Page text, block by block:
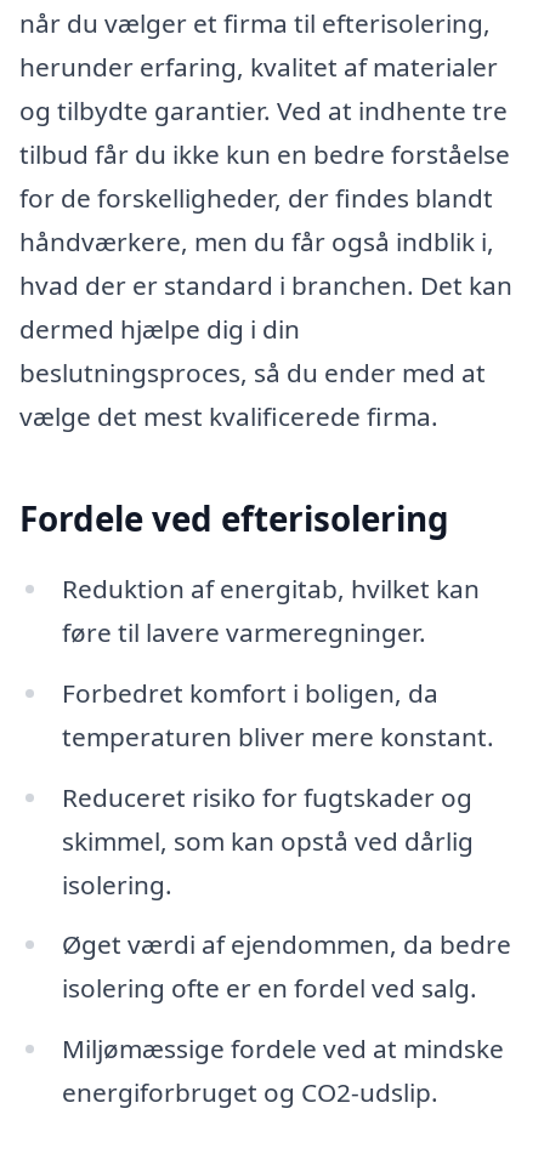
når du vælger et firma til efterisolering,
herunder erfaring, kvalitet af materialer
og tilbydte garantier. Ved at indhente tre
tilbud får du ikke kun en bedre forståelse
for de forskelligheder, der findes blandt
håndværkere, men du får også indblik i,
hvad der er standard i branchen. Det kan
dermed hjælpe dig i din
beslutningsproces, så du ender med at
vælge det mest kvalificerede firma.
Fordele ved efterisolering
Reduktion af energitab, hvilket kan
føre til lavere varmeregninger.
Forbedret komfort i boligen, da
temperaturen bliver mere konstant.
Reduceret risiko for fugtskader og
skimmel, som kan opstå ved dårlig
isolering.
Øget værdi af ejendommen, da bedre
isolering ofte er en fordel ved salg.
Miljømæssige fordele ved at mindske
energiforbruget og CO2-udslip.